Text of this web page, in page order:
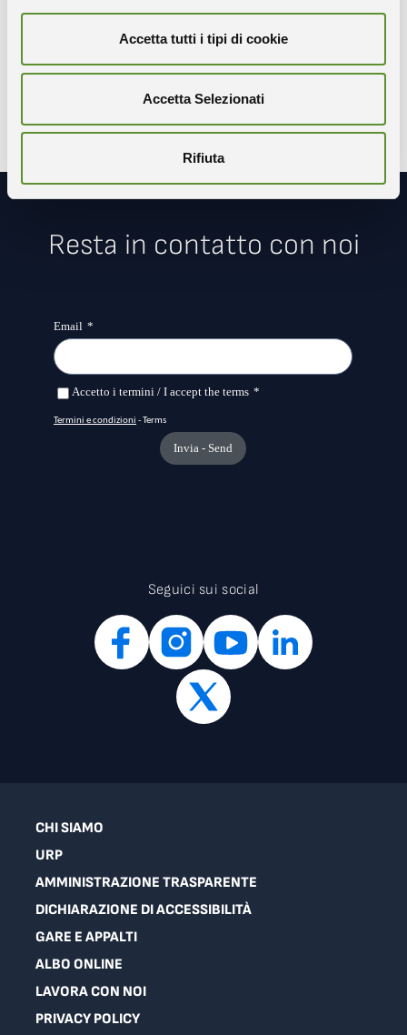
Accetta tutti i tipi di cookie
Accetta Selezionati
Rifiuta
COPIA IL LINK WHATSAPP
X-TWITTER FACEBOOK LINKEDIN
Resta in contatto con noi
Seguici sui social
CHI SIAMO
URP
AMMINISTRAZIONE TRASPARENTE
DICHIARAZIONE DI ACCESSIBILITÀ
GARE E APPALTI
ALBO ONLINE
LAVORA CON NOI
PRIVACY POLICY